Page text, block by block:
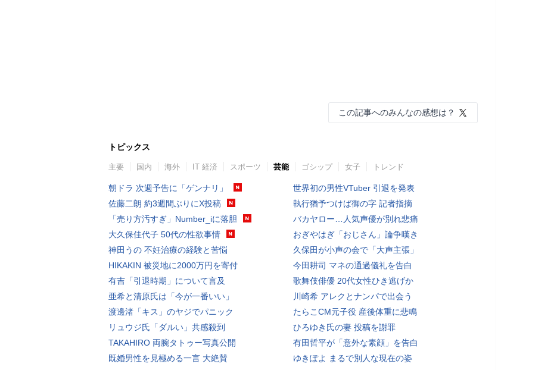
この記事へのみんなの感想は？
トピックス
主要 国内 海外 IT 経済 スポーツ 芸能 ゴシップ 女子 トレンド
朝ドラ 次週予告に「ゲンナリ」
佐藤二朗 約3週間ぶりにX投稿
「売り方汚すぎ」Number_iに落胆
大久保佳代子 50代の性欲事情
神田うの 不妊治療の経験と苦悩
HIKAKIN 被災地に2000万円を寄付
有吉「引退時期」について言及
亜希と清原氏は「今が一番いい」
渡邊渚「キス」のヤジでパニック
リュウジ氏「ダルい」共感殺到
TAKAHIRO 両腕タトゥー写真公開
既婚男性を見極める一言 大絶賛
世界初の男性VTuber 引退を発表
執行猶予つけば御の字 記者指摘
バカヤロー…人気声優が別れ悲痛
おぎやはぎ「おじさん」論争嘆き
久保田が小声の会で「大声主張」
今田耕司 マネの通過儀礼を告白
歌舞伎俳優 20代女性ひき逃げか
川崎希 アレクとナンパで出会う
たらこCM元子役 産後体重に悲鳴
ひろゆき氏の妻 投稿を謝罪
有田哲平が「意外な素顔」を告白
ゆきぽよ まるで別人な現在の姿